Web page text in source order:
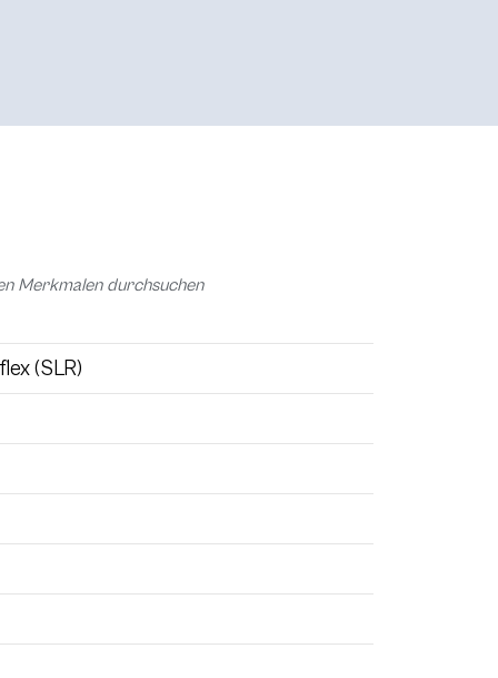
Merkmalen durchsuchen
(SLR)